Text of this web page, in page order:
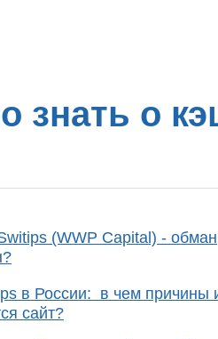
знать о
(WWP Capital) -
в России: в чем причины
сайт?